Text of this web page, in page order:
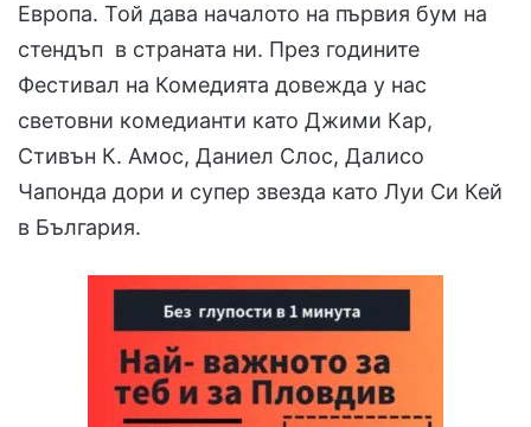
Европа. Той дава началото на първия бум на
стендъп в страната ни. През годините
Фестивал на Комедията довежда у нас
световни комедианти като Джими Кар,
Стивън К. Амос, Даниел Слос, Далисо
Чапонда дори и супер звезда като Луи Си Кей
в България.